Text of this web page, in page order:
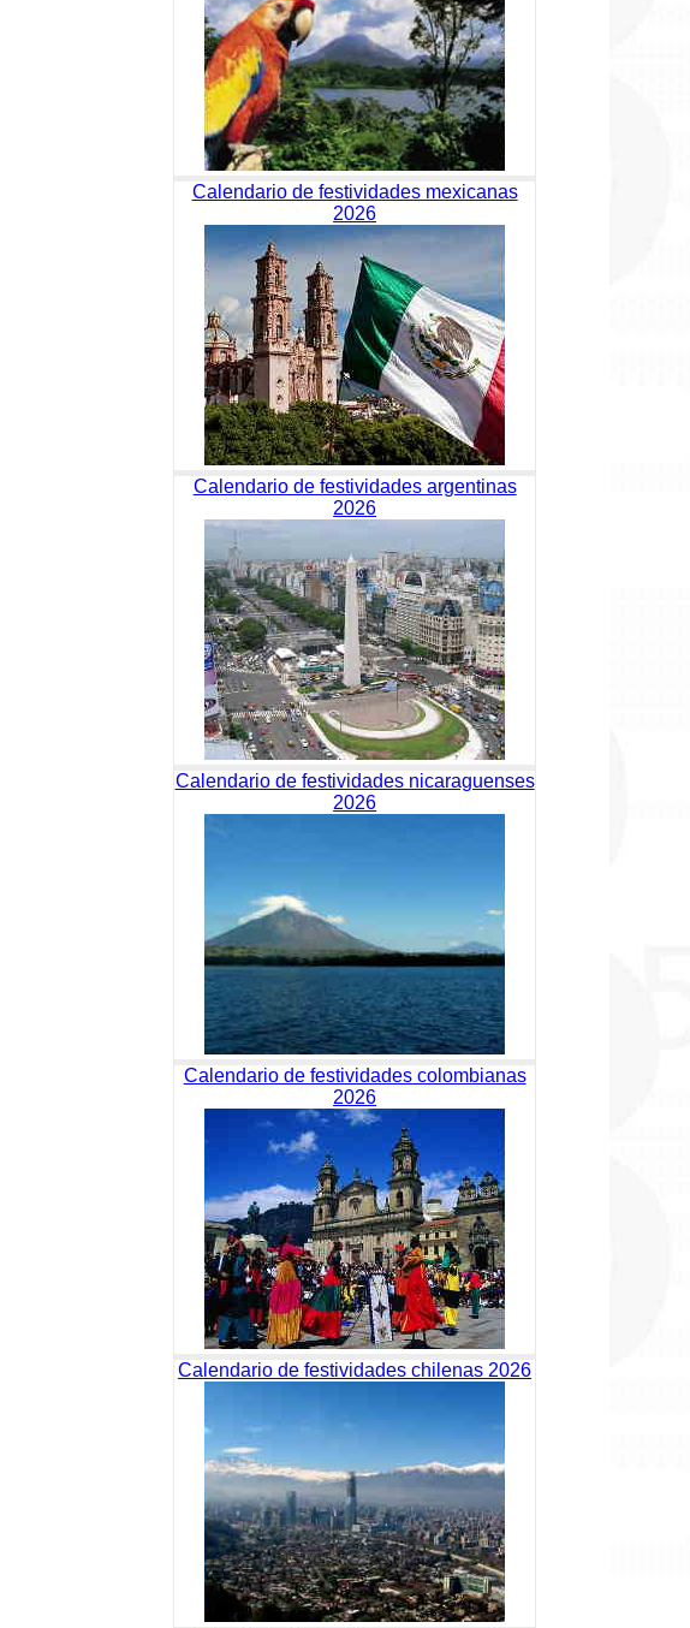
Calendario de festividades mexicanas
2026
Calendario de festividades argentinas
2026
Calendario de festividades nicaraguenses
2026
Calendario de festividades colombianas
2026
Calendario de festividades chilenas 2026